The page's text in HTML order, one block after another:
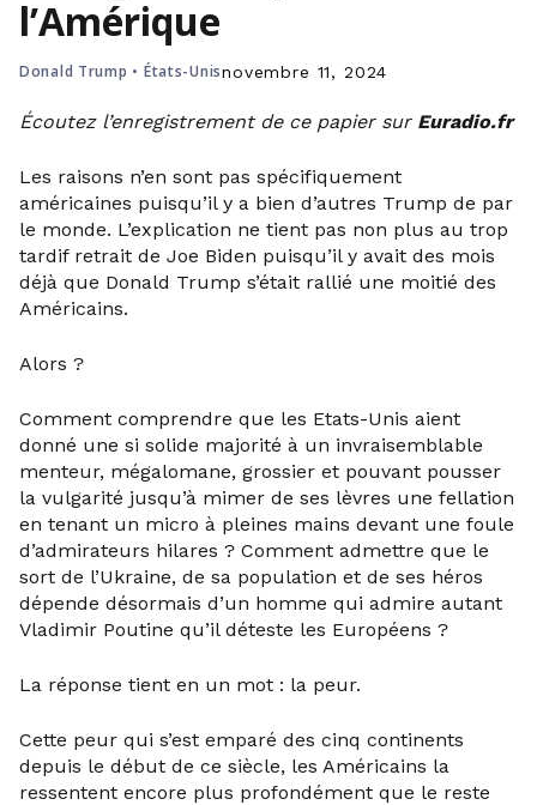
l’Amérique
Donald Trump • États-Unisnovembre 11, 2024
Écoutez l’enregistrement de ce papier sur Euradio.fr
Les raisons n’en sont pas spécifiquement
américaines puisqu’il y a bien d’autres Trump de par
le monde. L’explication ne tient pas non plus au trop
tardif retrait de Joe Biden puisqu’il y avait des mois
déjà que Donald Trump s’était rallié une moitié des
Américains.
Alors ?
Comment comprendre que les Etats-Unis aient
donné une si solide majorité à un invraisemblable
menteur, mégalomane, grossier et pouvant pousser
la vulgarité jusqu’à mimer de ses lèvres une fellation
en tenant un micro à pleines mains devant une foule
d’admirateurs hilares ? Comment admettre que le
sort de l’Ukraine, de sa population et de ses héros
dépende désormais d’un homme qui admire autant
Vladimir Poutine qu’il déteste les Européens ?
La réponse tient en un mot : la peur.
Cette peur qui s’est emparé des cinq continents
depuis le début de ce siècle, les Américains la
ressentent encore plus profondément que le reste